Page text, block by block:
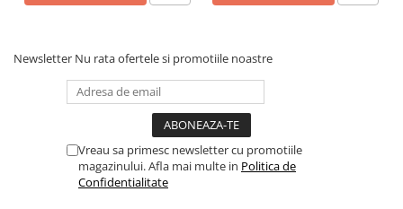
20.5 21.5 23 24.5 25
Newsletter Nu rata ofertele si promotiile noastre
Vreau sa primesc newsletter cu promotiile
magazinului. Afla mai multe in Politica de
Confidentialitate